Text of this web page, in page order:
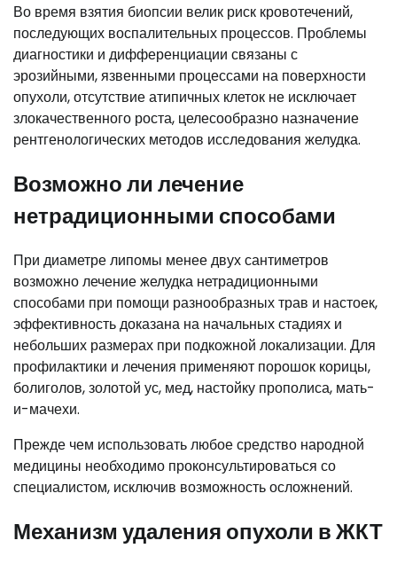
Во время взятия биопсии велик риск кровотечений,
последующих воспалительных процессов. Проблемы
диагностики и дифференциации связаны с
эрозийными, язвенными процессами на поверхности
опухоли, отсутствие атипичных клеток не исключает
злокачественного роста, целесообразно назначение
рентгенологических методов исследования желудка.
Возможно ли лечение
нетрадиционными способами
При диаметре липомы менее двух сантиметров
возможно лечение желудка нетрадиционными
способами при помощи разнообразных трав и настоек,
эффективность доказана на начальных стадиях и
небольших размерах при подкожной локализации. Для
профилактики и лечения применяют порошок корицы,
болиголов, золотой ус, мед, настойку прополиса, мать-
и-мачехи.
Прежде чем использовать любое средство народной
медицины необходимо проконсультироваться со
специалистом, исключив возможность осложнений.
Механизм удаления опухоли в ЖКТ